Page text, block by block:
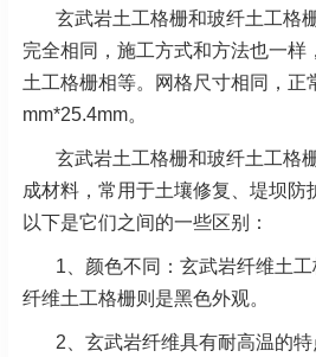
玄武岩土工格栅和玻纤土工格
完全相同，施工方式和方法也一样
土工格栅相等。网格尺寸相同，正
mm*25.4mm。
玄武岩土工格栅和玻纤土工格
成材料，常用于土壤修复、堤坝防
以下是它们之间的一些区别：
1、颜色不同：玄武岩纤维土
纤维土工格栅则是黑色外观。
2、玄武岩纤维具有耐高温的